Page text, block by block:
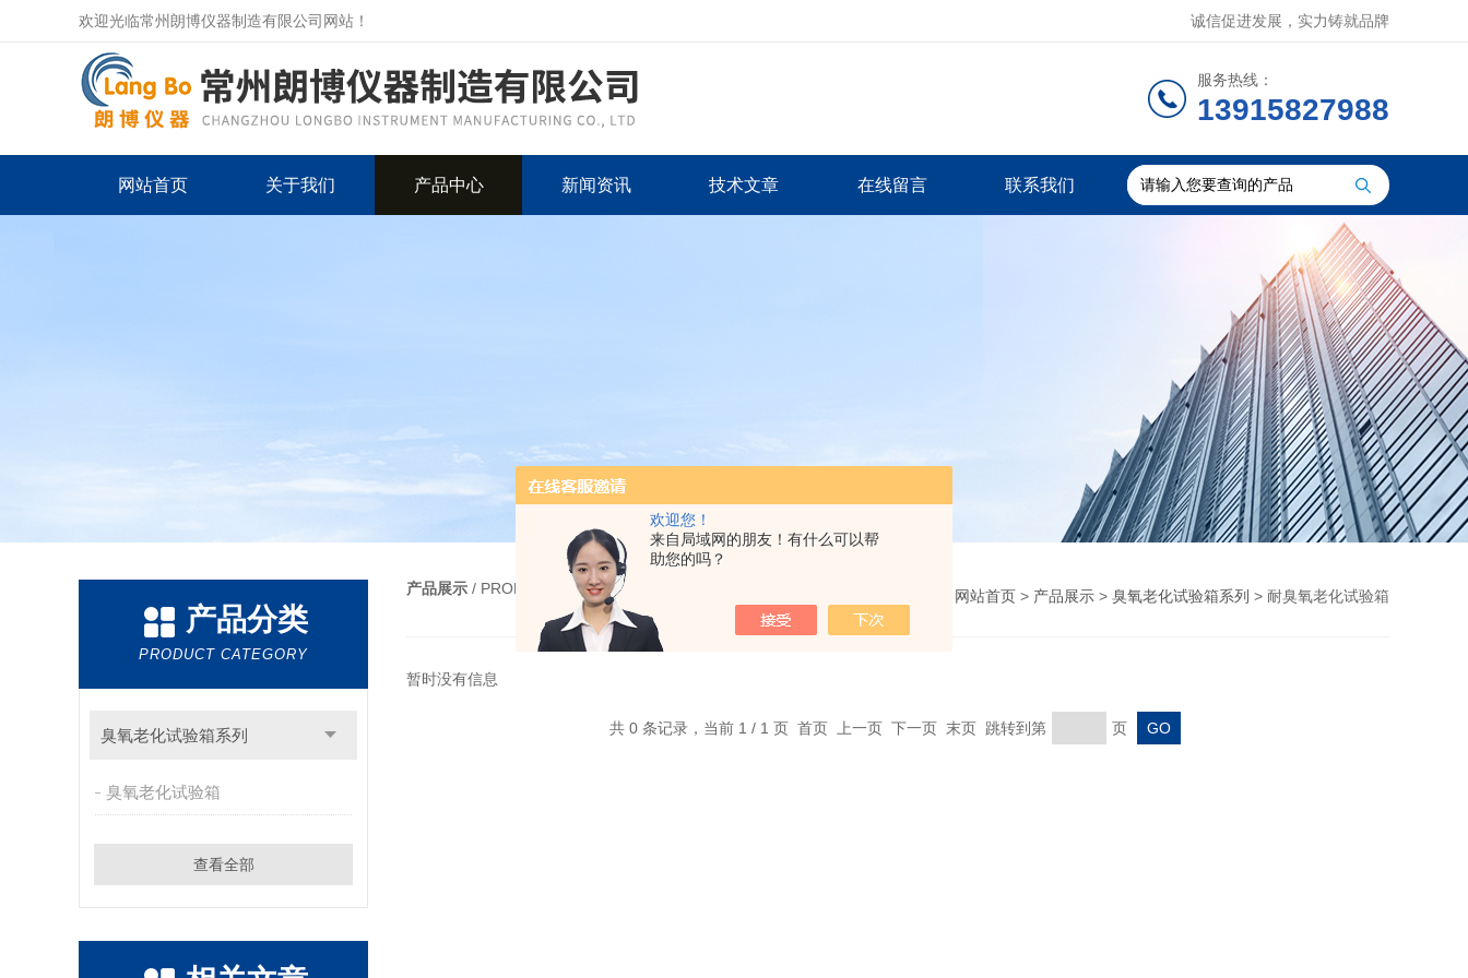
欢迎您！
来自局域网的朋友！有什么可以帮
助您的吗？
欢迎光临常州朗博仪器制造有限公司网站！ 诚信促进发展，实力铸就品牌
服务热线：
13915827988
网站首页 关于我们 产品中心 新闻资讯 技术文章 在线留言 联系我们
产品分类
PRODUCT CATEGORY
臭氧老化试验箱系列
臭氧老化试验箱
查看全部
产品展示 / PRODUCTS 网站首页 > 产品展示 > 臭氧老化试验箱系列 > 耐臭氧老化试验箱
暂时没有信息
共 0 条记录，当前 1 / 1 页 首页 上一页 下一页 末页 跳转到第 页